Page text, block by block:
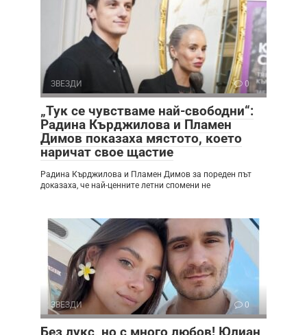
ЗВЕЗДИ 0
„Тук се чувстваме най-свободни“:
Радина Кърджилова и Пламен
Димов показаха мястото, което
наричат свое щастие
Радина Кърджилова и Пламен Димов за пореден път
доказаха, че най-ценните летни спомени не
ЗВЕЗДИ 0
Без лукс, но с много любов! Юлиан